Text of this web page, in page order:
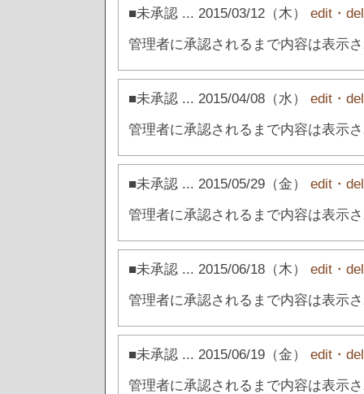
■未承認 ... 2015/03/12（木） edit・
管理者に承認されるまで内容は表示
■未承認 ... 2015/04/08（水） edit・
管理者に承認されるまで内容は表示
■未承認 ... 2015/05/29（金） edit・
管理者に承認されるまで内容は表示
■未承認 ... 2015/06/18（木） edit・
管理者に承認されるまで内容は表示
■未承認 ... 2015/06/19（金） edit・
管理者に承認されるまで内容は表示